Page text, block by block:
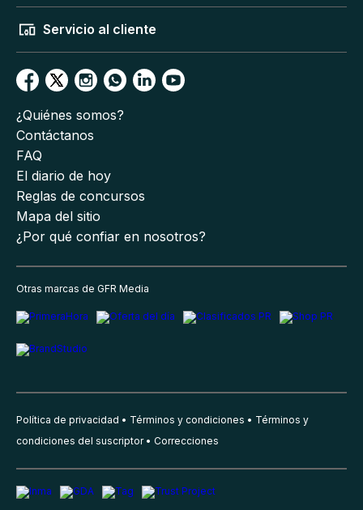
Servicio al cliente
¿Quiénes somos?
Contáctanos
FAQ
El diario de hoy
Reglas de concursos
Mapa del sitio
¿Por qué confiar en nosotros?
Otras marcas de GFR Media
Política de privacidad Términos y condiciones
Términos y
condiciones del suscriptor
Correcciones